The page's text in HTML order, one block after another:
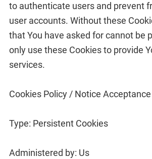
to authenticate users and prevent
user accounts. Without these
that You have asked for cannot be
only use these Cookies to provide
services.
Cookies Policy / Notice
Type: Persistent Cookies
Administered by: Us